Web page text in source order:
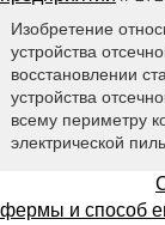
Изобретение
устройства
восстановлении
устройства
всему периметру
электрической
фермы и способ